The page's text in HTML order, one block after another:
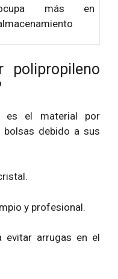
más en
polipropileno
es el material por
debido a sus
y profesional.
evitar arrugas en el